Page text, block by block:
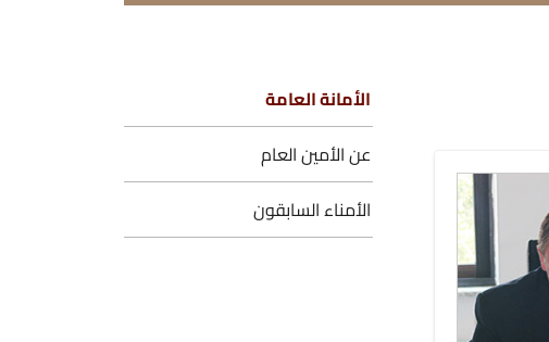
الأمانة العامة
عن الأمين العام
الأمناء السابقون